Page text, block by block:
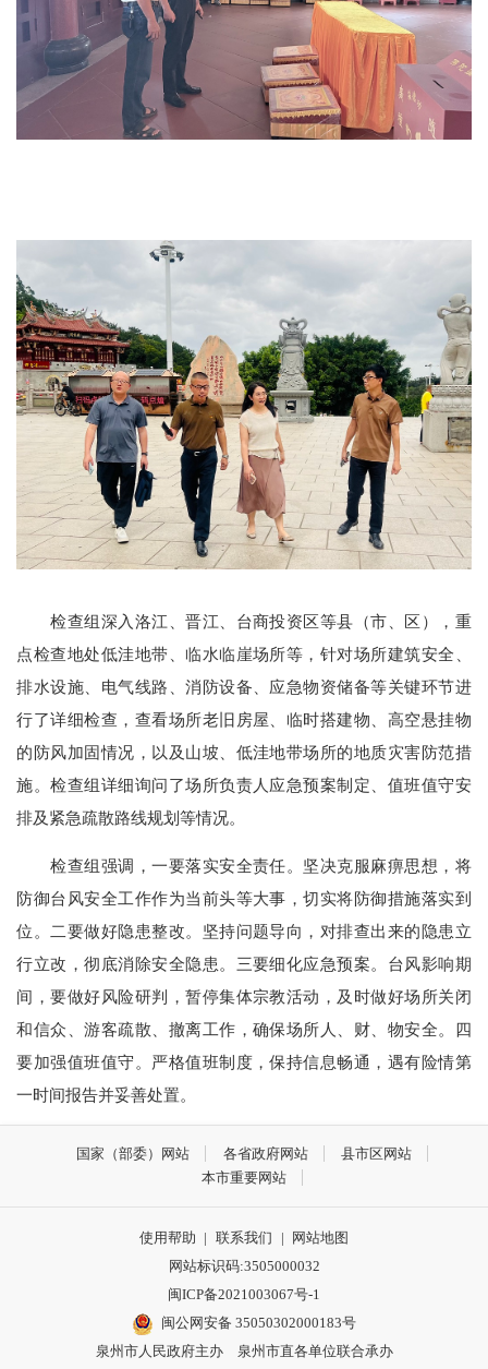
检查组深入洛江、晋江、台商投资区等县（市、区），重
点检查地处低洼地带、临水临崖场所等，针对场所建筑安全、
排水设施、电气线路、消防设备、应急物资储备等关键环节进
行了详细检查，查看场所老旧房屋、临时搭建物、高空悬挂物
的防风加固情况，以及山坡、低洼地带场所的地质灾害防范措
施。检查组详细询问了场所负责人应急预案制定、值班值守安
排及紧急疏散路线规划等情况。
检查组强调，一要落实安全责任。坚决克服麻痹思想，将
防御台风安全工作作为当前头等大事，切实将防御措施落实到
位。二要做好隐患整改。坚持问题导向，对排查出来的隐患立
行立改，彻底消除安全隐患。三要细化应急预案。台风影响期
间，要做好风险研判，暂停集体宗教活动，及时做好场所关闭
和信众、游客疏散、撤离工作，确保场所人、财、物安全。四
要加强值班值守。严格值班制度，保持信息畅通，遇有险情第
一时间报告并妥善处置。
国家（部委）网站 各省政府网站
县市区网站
本市重要网站
使用帮助 | 联系我们 |
网站地图
网站标识码:3505000032
闽ICP备2021003067号-1
闽公网安备 35050302000183号
泉州市人民政府主办 泉州市直各单位联合承办